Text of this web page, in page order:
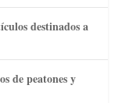
destinados a
de peatones y